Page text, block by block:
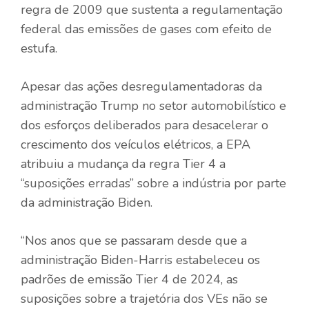
regra de 2009 que sustenta a regulamentação
federal das emissões de gases com efeito de
estufa.
Apesar das ações desregulamentadoras da
administração Trump no setor automobilístico e
dos esforços deliberados para desacelerar o
crescimento dos veículos elétricos, a EPA
atribuiu a mudança da regra Tier 4 a
“suposições erradas” sobre a indústria por parte
da administração Biden.
“Nos anos que se passaram desde que a
administração Biden-Harris estabeleceu os
padrões de emissão Tier 4 de 2024, as
suposições sobre a trajetória dos VEs não se